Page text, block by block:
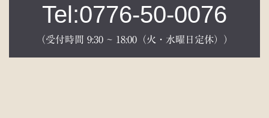
Tel:0776-50-0076
（受付時間 9:30 ~ 18:00（火・水曜日定休））